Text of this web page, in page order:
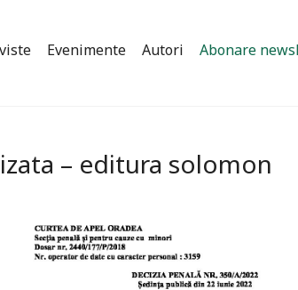
Evenimente Autori Abonare
– editura solomon